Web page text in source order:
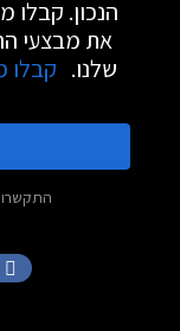
הנכון. קבלו
את מבצעי
שלנו. קבלו
התקשרו